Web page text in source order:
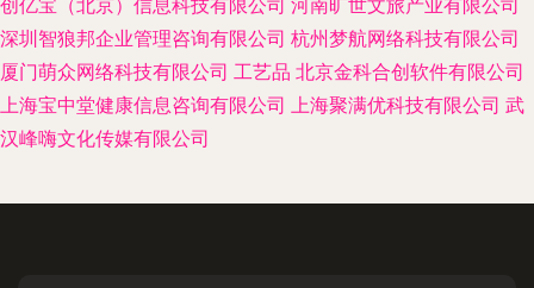
创亿宝（北京）信息科技有限公司 河南旷世文旅产业有限公司
深圳智狼邦企业管理咨询有限公司 杭州梦航网络科技有限公司
厦门萌众网络科技有限公司 工艺品 北京金科合创软件有限公司
上海宝中堂健康信息咨询有限公司 上海聚满优科技有限公司 武
汉峰嗨文化传媒有限公司